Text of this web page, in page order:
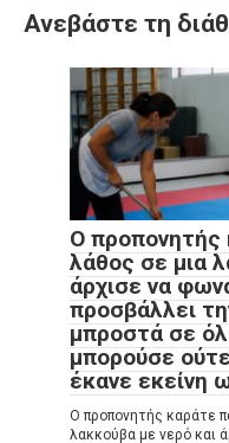
Ανεβάστε τη
Ο προπονητής
λάθος σε μια
άρχισε να
προσβάλλει
μπροστά σε
μπορούσε
έκανε εκείνη
Ο προπονητής καράτε
λακκούβα με νερό και